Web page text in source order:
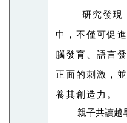
研究發現，
中，不僅可促
腦發育、語言
正面的刺激，
養其創造力。
親子共讀越早